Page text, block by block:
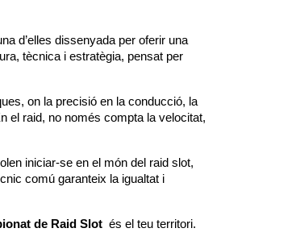
d’elles dissenyada per oferir una
tècnica i estratègia, pensat per
on la precisió en la conducció, la
el raid, no només compta la velocitat,
iniciar-se en el món del raid slot,
comú garanteix la igualtat i
de Raid Slot és el teu territori.